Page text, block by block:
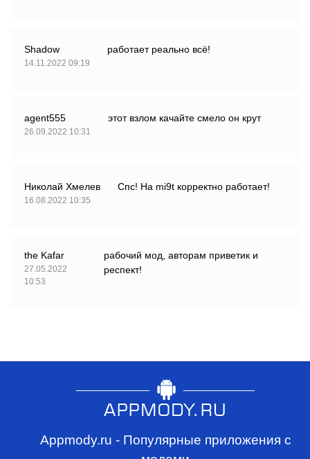
Shadow
14.11.2022 09:19
работает реально всё!
agent555
26.09.2022 10:31
этот взлом качайте смело он крут
Николай Хмелев
16.08.2022 10:35
Спс! На mi9t корректно работает!
the Kafar
27.05.2022
10:53
рабочий мод, авторам приветик и
респект!
Appmody.ru - Популярные приложения с